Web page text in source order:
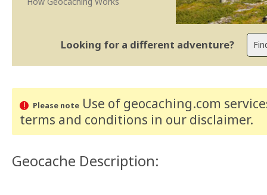
Looking for a different adventure?
Please noteUse of geocaching.com
terms and conditions in our disclaimer.
Geocache Description: